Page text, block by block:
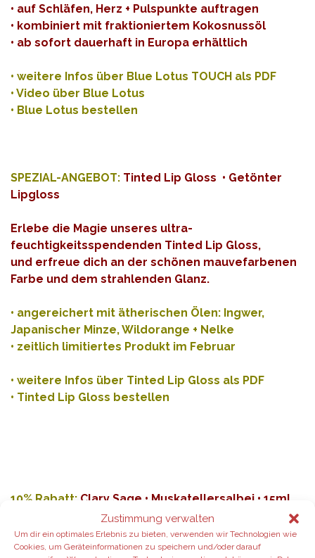
Zustimmung verwalten
Um dir ein optimales Erlebnis zu bieten, verwenden wir Technologien wie
Cookies, um Geräteinformationen zu speichern und/oder darauf
• auf Schläfen, Herz + Pulspunkte auftragen
• kombiniert mit fraktioniertem Kokosnussöl
• ab sofort dauerhaft in Europa erhältlich
• weitere Infos über Blue Lotus TOUCH als PDF
• Video über Blue Lotus
• Blue Lotus bestellen
SPEZIAL-ANGEBOT: Tinted Lip Gloss • Getönter
Lipgloss
Erlebe die Magie unseres ultra-
feuchtigkeitsspendenden Tinted Lip Gloss,
und erfreue dich an der schönen mauvefarbenen
Farbe und dem strahlenden Glanz.
• angereichert mit ätherischen Ölen: Ingwer,
Japanischer Minze, Wildorange + Nelke
• zeitlich limitiertes Produkt im Februar
• weitere Infos über Tinted Lip Gloss als PDF
• Tinted Lip Gloss bestellen
10% Rabatt: Clary Sage • Muskatellersalbei • 15ml
Muskatellersalbei wurde bereits im Mittelalter
wegen seiner positiven Wirkung auf die Haut verwendet.